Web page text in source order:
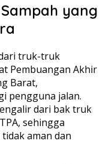
yang
truk-truk
Pembuangan Akhir
Barat,
pengguna jalan.
dari bak truk
sehingga
aman dan